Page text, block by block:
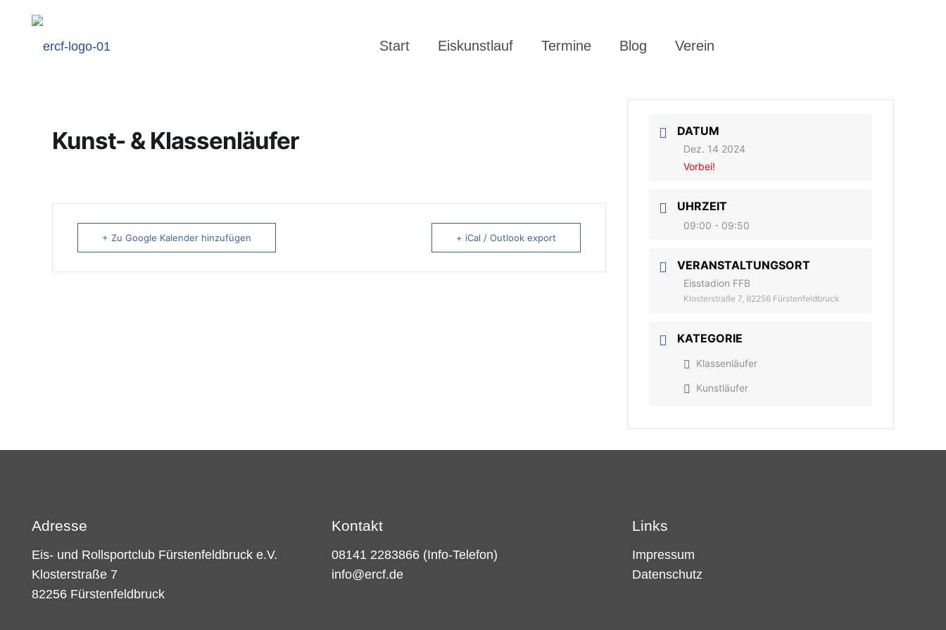
Start Eiskunstlauf Termine Blog Verein
Kunst- & Klassenläufer
+ Zu Google Kalender hinzufügen + iCal / Outlook export
DATUM
Dez. 14 2024
Vorbei!
UHRZEIT
09:00 - 09:50
VERANSTALTUNGSORT
Eisstadion FFB
Klosterstraße 7, 82256 Fürstenfeldbruck
KATEGORIE
Klassenläufer
Kunstläufer
Adresse
Eis- und Rollsportclub Fürstenfeldbruck e.V.
Klosterstraße 7
82256 Fürstenfeldbruck
Kontakt
08141 2283866 (Info-Telefon)
info@ercf.de
Links
Impressum
Datenschutz